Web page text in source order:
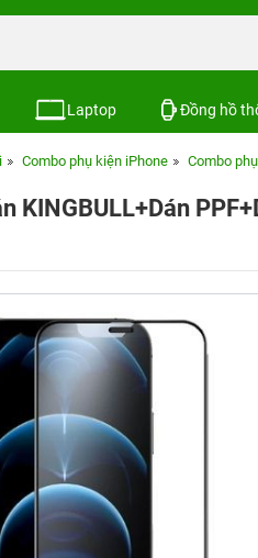
Laptop Đồng hồ
Combo phụ kiện iPhone Combo
KINGBULL+Dán